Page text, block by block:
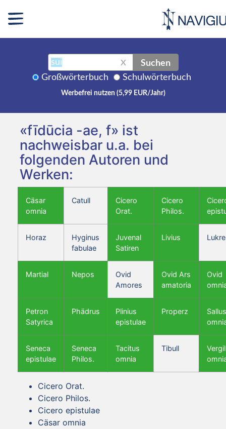
X Suchen
Großwörterbuch Schulwörterbuch
Werbefrei nutzen (5,99 EUR/Jahr)
«fīdūcia -ae, f» ist
nachweisbar u.a. bei
folgenden Autoren und
Werken:
Cäsar
omnia
Catull
Cicero
Orat.
Cicero
Philos.
Horaz
Hyginus
fabulae
Juvenal
Satiren
Livius
Martial Nepos
Ovid
Amores
Ovid Ars
amatoria
Ovid
Petron
Satyrica
Phädrus
Plinius
epistulae
Properz
Seneca
epistulae
Seneca
Philos.
Tacitus
omnia
Tibull
Vergil
Cicero Orat.
Cicero Philos.
Cicero epistulae
Cäsar omnia